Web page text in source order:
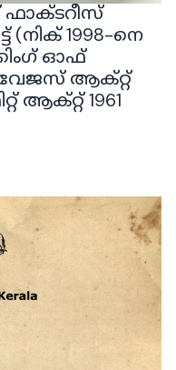
ഫാക്ടറീസ്
(നിക് 1998-നെ
ഓഫ്
വേജസ് ആക്റ്റ്
ആക്റ്റ് 1961